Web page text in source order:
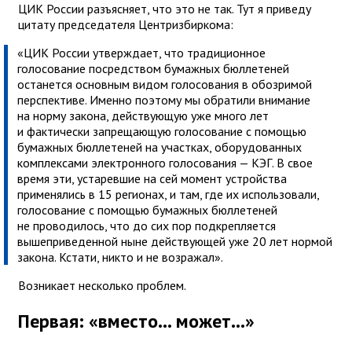
ЦИК России разъясняет, что это не так. Тут я приведу
цитату председателя Центризбиркома:
«ЦИК России утверждает, что традиционное
голосование посредством бумажных бюллетеней
останется основным видом голосования в обозримой
перспективе. Именно поэтому мы обратили внимание
на норму закона, действующую уже много лет
и фактически запрещающую голосование с помощью
бумажных бюллетеней на участках, оборудованных
комплексами электронного голосования — КЭГ. В свое
время эти, устаревшие на сей момент устройства
применялись в 15 регионах, и там, где их использовали,
голосование с помощью бумажных бюллетеней
не проводилось, что до сих пор подкрепляется
вышеприведенной ныне действующей уже 20 лет нормой
закона. Кстати, никто и не возражал».
Возникает несколько проблем.
Первая: «вместо… может…»